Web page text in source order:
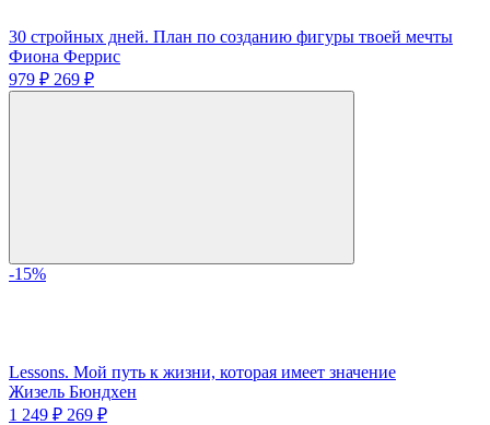
30 стройных дней. План по созданию фигуры твоей мечты
Фиона Феррис
979 ₽ 269 ₽
-15%
Lessons. Мой путь к жизни, которая имеет значение
Жизель Бюндхен
1 249 ₽ 269 ₽